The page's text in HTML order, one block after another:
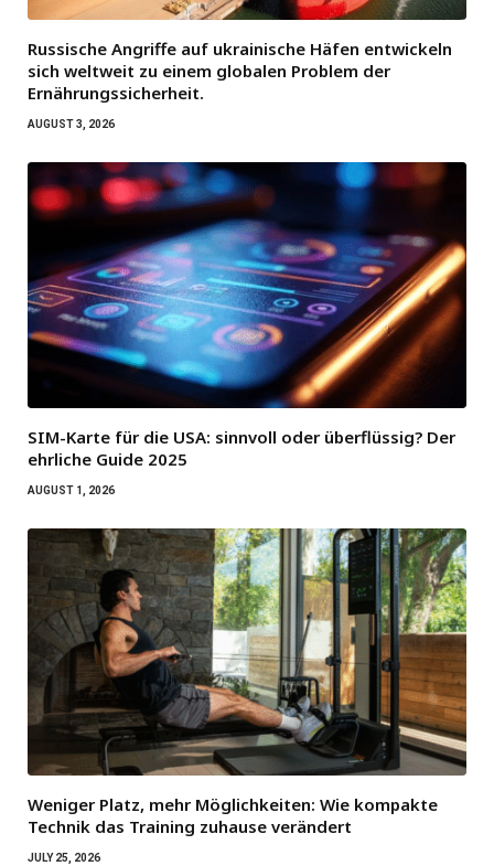
Russische Angriffe auf ukrainische Häfen entwickeln
sich weltweit zu einem globalen Problem der
Ernährungssicherheit.
AUGUST 3, 2026
SIM-Karte für die USA: sinnvoll oder überflüssig? Der
ehrliche Guide 2025
AUGUST 1, 2026
Weniger Platz, mehr Möglichkeiten: Wie kompakte
Technik das Training zuhause verändert
JULY 25, 2026